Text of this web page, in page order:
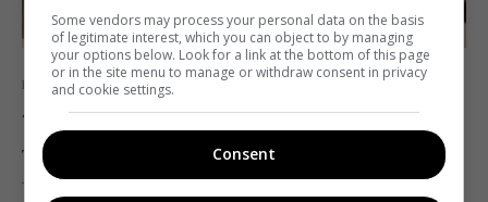
Кіно Огляди
? Берлінале вікенд: пекло – це інші
Telekritika
01.02.2019 12:59
Some vendors may process your personal data on the basis
of legitimate interest, which you can object to by managing
your options below. Look for a link at the bottom of this page
or in the site menu to manage or withdraw consent in privacy
and cookie settings.
Consent